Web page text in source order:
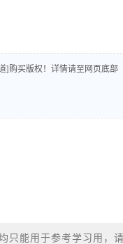
购买版权！详情请至网页底部
只能用于参考学习用，